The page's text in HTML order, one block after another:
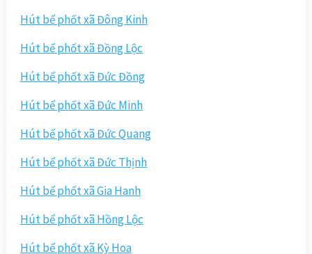
Hút bể phốt xã Đông Kinh
Hút bể phốt xã Đồng Lộc
Hút bể phốt xã Đức Đồng
Hút bể phốt xã Đức Minh
Hút bể phốt xã Đức Quang
Hút bể phốt xã Đức Thịnh
Hút bể phốt xã Gia Hanh
Hút bể phốt xã Hồng Lộc
Hút bể phốt xã Kỳ Hoa